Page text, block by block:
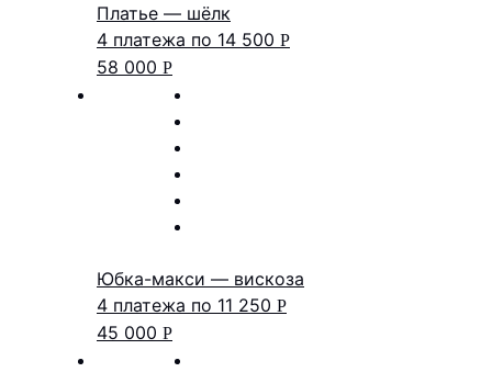
Платье — шёлк
4 платежа по 14 500 Р
58 000 Р
Юбка-макси — вискоза
4 платежа по 11 250 Р
45 000 Р